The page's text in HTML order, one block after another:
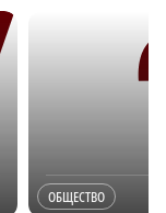
ОБЩЕСТВО